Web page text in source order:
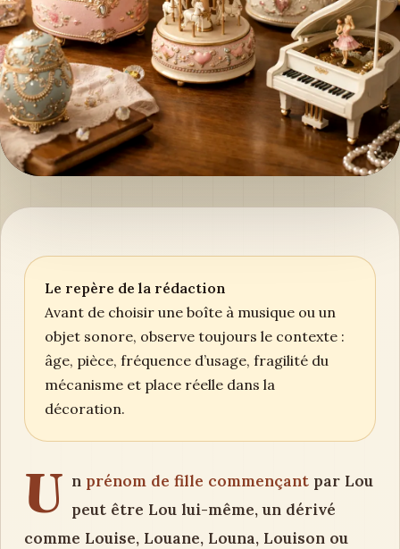
Le repère de la rédaction
Avant de choisir une boîte à musique ou un
objet sonore, observe toujours le contexte :
âge, pièce, fréquence d’usage, fragilité du
mécanisme et place réelle dans la
décoration.
U n prénom de fille commençantpar Lou
peut être Lou lui-même, un dérivé
comme Louise, Louane, Louna, Louison ou